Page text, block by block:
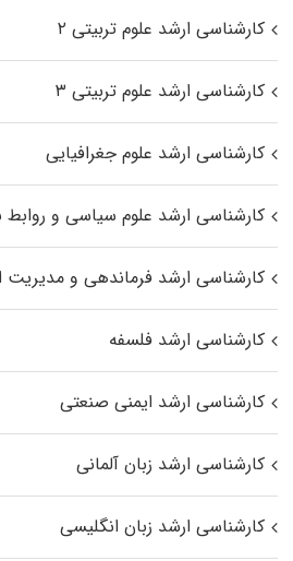
کارشناسی ارشد علوم تربیتی ۲
کارشناسی ارشد علوم تربیتی ۳
کارشناسی ارشد علوم جغرافیایی
کارشناسی ارشد علوم سیاسی و روابط
کارشناسی ارشد فرماندهی و مدیریت
کارشناسی ارشد فلسفه
کارشناسی ارشد ایمنی صنعتی
کارشناسی ارشد زبان آلمانی
کارشناسی ارشد زبان انگلیسی